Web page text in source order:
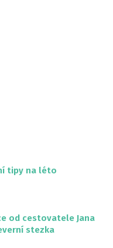
tipy na léto
od cestovatele Jana
stezka